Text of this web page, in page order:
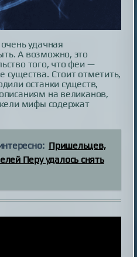
удачная
А возможно, это
того, что феи —
существа. Стоит отметить,
останки существ,
на великанов,
мифы содержат
Пришельцев,
Перу удалось снять